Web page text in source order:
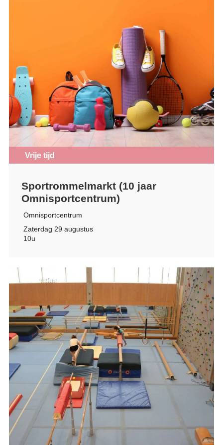
Vrije tijd
Sportrommelmarkt (10 jaar
Omnisportcentrum)
Omnisportcentrum
Zaterdag 29 augustus
10u